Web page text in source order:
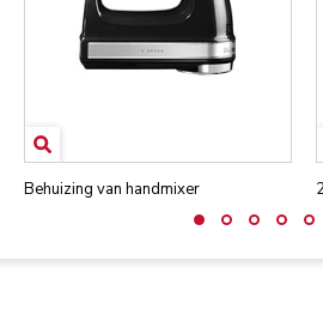
Behuizing van handmixer